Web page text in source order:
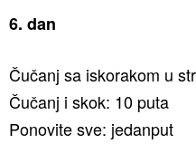
6. dan
Čučanj sa iskorakom u
Čučanj i skok: 10 puta
Ponovite sve: jedanput